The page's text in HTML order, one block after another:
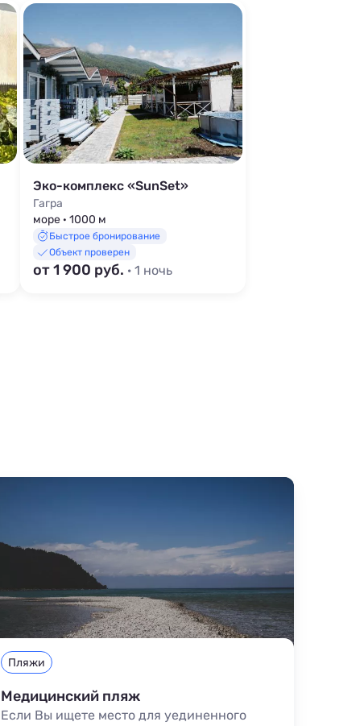
Эко-комплекс «SunSet»
Гагра
море · 1000 м
Быстрое бронирование
Объект проверен
от 1 900 руб. · 1 ночь
Пляжи
Медицинский пляж
Если Вы ищете место для уединенного